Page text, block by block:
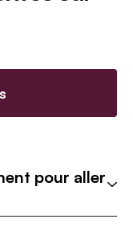
pour aller